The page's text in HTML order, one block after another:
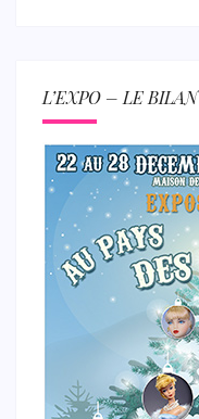
L’EXPO – LE BILAN